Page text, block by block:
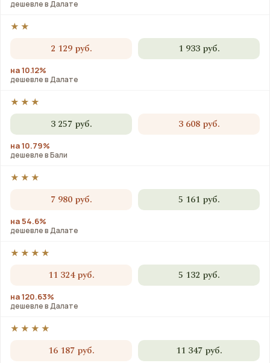
дешевле в Далате
★★
2 129 руб. 1 933 руб.
на 10.12%
дешевле в Далате
★★★
3 257 руб. 3 608 руб.
на 10.79%
дешевле в Бали
★★★
7 980 руб. 5 161 руб.
на 54.6%
дешевле в Далате
★★★★
11 324 руб. 5 132 руб.
на 120.63%
дешевле в Далате
★★★★
16 187 руб. 11 347 руб.